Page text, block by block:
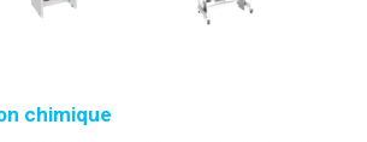
chimique